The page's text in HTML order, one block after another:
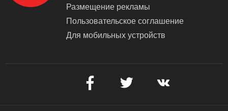
Размещение рекламы
Пользовательское соглашение
Для мобильных устройств